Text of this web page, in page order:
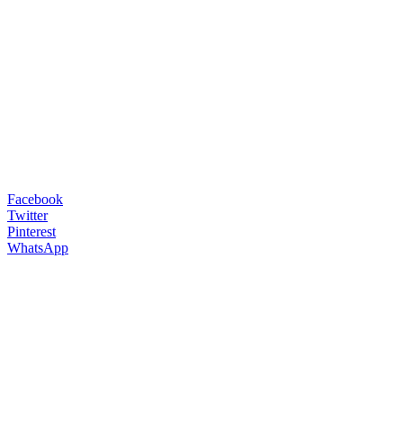
Facebook
Twitter
Pinterest
WhatsApp